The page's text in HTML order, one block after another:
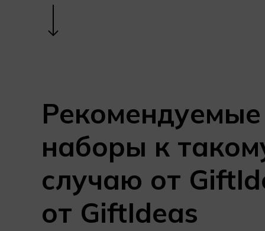
Рекомендуемые
наборы к
случаю от
от GiftIdeas